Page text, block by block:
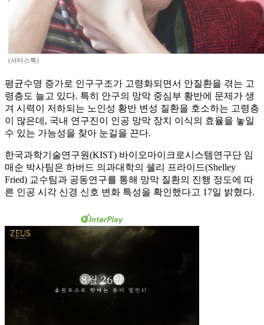
(셔터스톡)
평균수명 증가로 인구구조가 고령화되면서 안질환을 겪는 고
령층도 늘고 있다. 특히 안구의 망막 중심부 황반에 문제가 생
겨 시력이 저하되는 노인성 황반 변성 질환을 호소하는 고령층
이 많은데, 국내 연구진이 인공 망막 장치 이식의 효율을 놓일
수 있는 가능성을 찾아 눈길을 끈다.
한국과학기술연구원(KIST) 바이오마이크로시스템연구단 임
매순 박사팀은 하버드 의과대학의 쉘리 프라이드(Shelley
Fried) 교수팀과 공동연구를 통해 망막 질환의 진행 정도에 따
른 인공 시각 신경 신호 변화 특성을 확인했다고 17일 밝혔다.